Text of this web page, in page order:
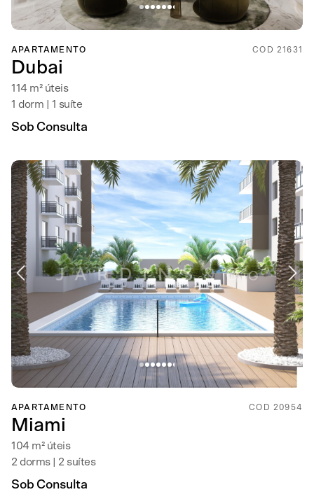
APARTAMENTO COD 21631
Dubai
114 m² úteis
1 dorm | 1 suíte
Sob Consulta
APARTAMENTO COD 20954
Miami
104 m² úteis
2 dorms | 2 suítes
Sob Consulta